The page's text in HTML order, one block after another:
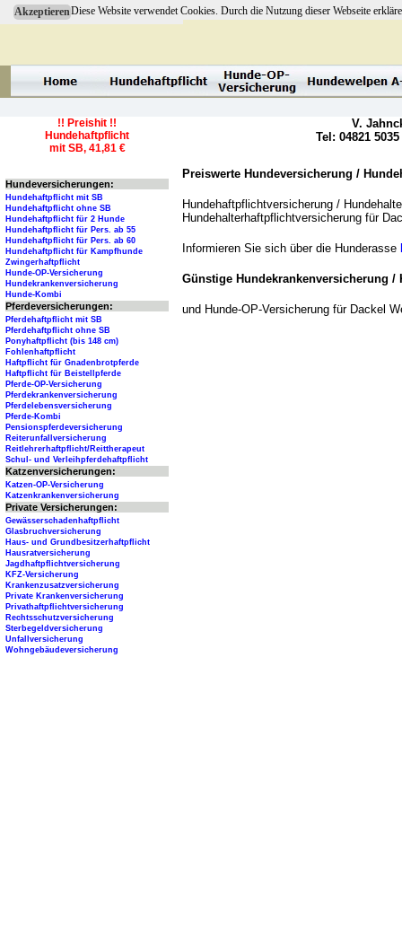
AkzeptierenDiese Website verwendet Cookies. Durch die Nutzung dieser Webseite
Preiswerte Hundeversicherung /
Hundehaftpflichtversicherung /
Hundehalterhaftpflichtversicherung für
Informieren Sie sich über die Hunderasse
Günstige Hundekrankenversicherung
und Hunde-OP-Versicherung für Dackel
V.
Tel: 04821
!! Preishit !!
Hundehaftpflicht
mit SB, 41,81 €
Hundeversicherungen:
Hundehaftpflicht mit SB
Hundehaftpflicht ohne SB
Hundehaftpflicht für 2 Hunde
Hundehaftpflicht für Pers. ab 55
Hundehaftpflicht für Pers. ab 60
Hundehaftpflicht für Kampfhunde
Zwingerhaftpflicht
Hunde-OP-Versicherung
Hundekrankenversicherung
Hunde-Kombi
Pferdeversicherungen:
Pferdehaftpflicht mit SB
Pferdehaftpflicht ohne SB
Ponyhaftpflicht (bis 148 cm)
Fohlenhaftpflicht
Haftpflicht für Gnadenbrotpferde
Haftpflicht für Beistellpferde
Pferde-OP-Versicherung
Pferdekrankenversicherung
Pferdelebensversicherung
Pferde-Kombi
Pensionspferdeversicherung
Reiterunfallversicherung
Reitlehrerhaftpflicht/Reittherapeut
Schul- und Verleihpferdehaftpflicht
Katzenversicherungen:
Katzen-OP-Versicherung
Katzenkrankenversicherung
Private Versicherungen:
Gewässerschadenhaftpflicht
Glasbruchversicherung
Haus- und Grundbesitzerhaftpflicht
Hausratversicherung
Jagdhaftpflichtversicherung
KFZ-Versicherung
Krankenzusatzversicherung
Private Krankenversicherung
Privathaftpflichtversicherung
Rechtsschutzversicherung
Sterbegeldversicherung
Unfallversicherung
Wohngebäudeversicherung